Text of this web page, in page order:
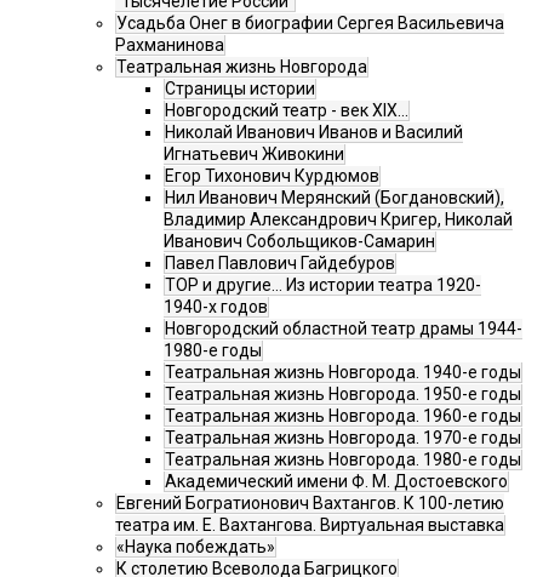
Усадьба Онег в биографии Сергея Васильевича
Рахманинова
Театральная жизнь Новгорода
Страницы истории
Новгородский театр - век XIX…
Николай Иванович Иванов и Василий
Игнатьевич Живокини
Егор Тихонович Курдюмов
Нил Иванович Мерянский (Богдановский),
Владимир Александрович Кригер, Николай
Иванович Собольщиков-Самарин
Павел Павлович Гайдебуров
ТОР и другие… Из истории театра 1920-
1940-х годов
Новгородский областной театр драмы 1944-
1980-е годы
Театральная жизнь Новгорода. 1940-е годы
Театральная жизнь Новгорода. 1950-е годы
Театральная жизнь Новгорода. 1960-е годы
Театральная жизнь Новгорода. 1970-е годы
Театральная жизнь Новгорода. 1980-е годы
Академический имени Ф. М. Достоевского
Евгений Богратионович Вахтангов. К 100-летию
театра им. Е. Вахтангова. Виртуальная выставка
«Наука побеждать»
К столетию Всеволода Багрицкого